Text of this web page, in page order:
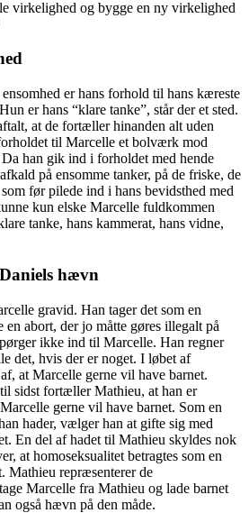
virkelighed og bygge en ny virkelighed
er hans forhold til hans kæreste
er hans “klare tanke”, står der et sted.
at de fortæller hinanden alt uden
til Marcelle et bolværk mod
han gik ind i forholdet med hende
på ensomme tanker, på de friske, de
før pilede ind i hans bevidsthed med
kun elske Marcelle fuldkommen
tanke, hans kammerat, hans vidne,
hævn
gravid. Han tager det som en
en abort, der jo måtte gøres illegalt på
ikke ind til Marcelle. Han regner
det, hvis der er noget. I løbet af
at Marcelle gerne vil have barnet.
sidst fortæller Mathieu, at han er
gerne vil have barnet. Som en
hader, vælger han at gifte sig med
En del af hadet til Mathieu skyldes nok
at homoseksualitet betragtes som en
Mathieu repræsenterer de
Marcelle fra Mathieu og lade barnet
også hævn på den måde.